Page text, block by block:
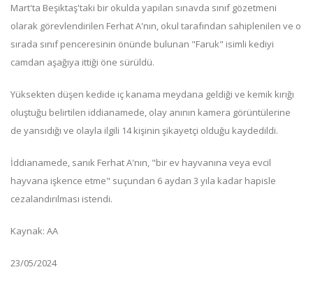
Mart'ta Beşiktaş'taki bir okulda yapılan sınavda sınıf gözetmeni
olarak görevlendirilen Ferhat A'nın, okul tarafından sahiplenilen ve o
sırada sınıf penceresinin önünde bulunan "Faruk" isimli kediyi
camdan aşağıya ittiği öne sürüldü.
Yüksekten düşen kedide iç kanama meydana geldiği ve kemik kırığı
oluştuğu belirtilen iddianamede, olay anının kamera görüntülerine
de yansıdığı ve olayla ilgili 14 kişinin şikayetçi olduğu kaydedildi.
İddianamede, sanık Ferhat A'nın, "bir ev hayvanına veya evcil
hayvana işkence etme" suçundan 6 aydan 3 yıla kadar hapisle
cezalandırılması istendi.
Kaynak: AA
23/05/2024